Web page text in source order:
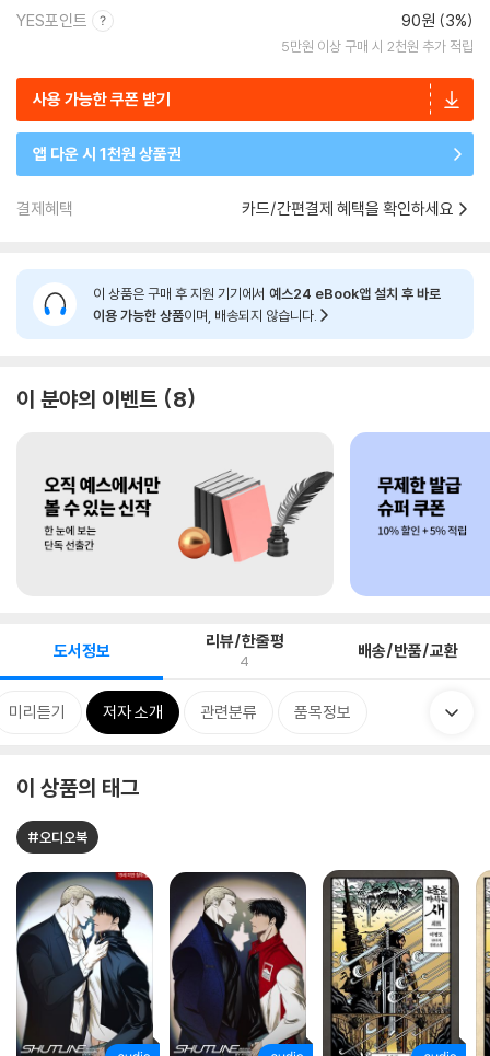
YES포인트 90원 (3%)
5만원 이상 구매 시 2천원 추가 적립
사용 가능한 쿠폰 받기
앱 다운 시 1천원 상품권
결제혜택 카드/간편결제 혜택을 확인하세요
이 상품은 구매 후 지원 기기에서 예스24 eBook앱 설치 후 바로
이용 가능한 상품이며, 배송되지 않습니다.
이 분야의 이벤트 8
도서정보 리뷰/한줄평
4 배송/반품/교환
미리듣기 저자 소개 관련분류 품목정보
이 상품의 태그
#오디오북